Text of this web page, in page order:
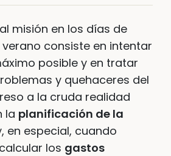
misión en los días de
consiste en intentar
posible y en tratar
y quehaceres del
a la cruda realidad
la planificación de la
en especial, cuando
los gastos